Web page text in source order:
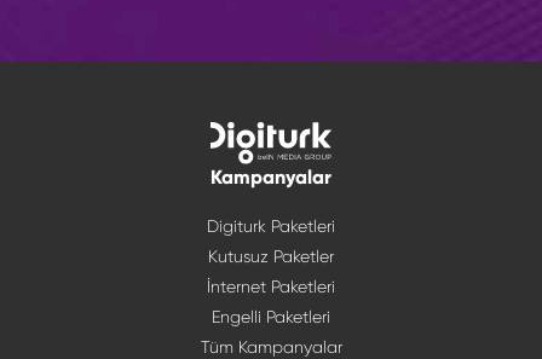
Kampanyalar
Digiturk Paketleri
Kutusuz Paketler
İnternet Paketleri
Engelli Paketleri
Tüm Kampanyalar